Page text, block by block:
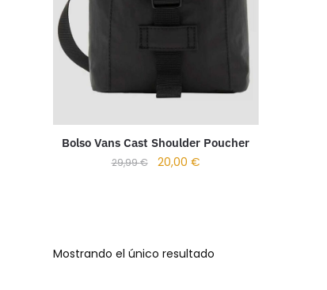
Bolso Vans Cast Shoulder Poucher
29,99€ 20,00 €
Mostrando el único resultado